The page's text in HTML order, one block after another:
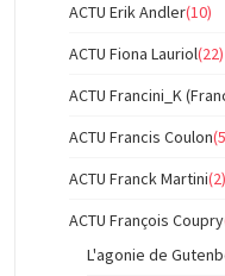
ACTU Erik Andler(10)
ACTU Fiona Lauriol(22)
ACTU Francini_K
ACTU Francis Coulon
ACTU Franck Martini(2)
ACTU François Coupry
L'agonie de